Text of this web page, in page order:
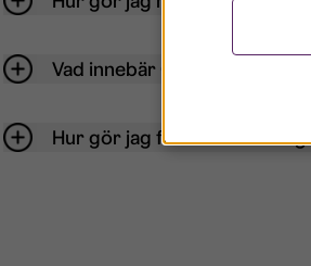
Vad innebär Gästkonto/
Hur gör jag för att bli